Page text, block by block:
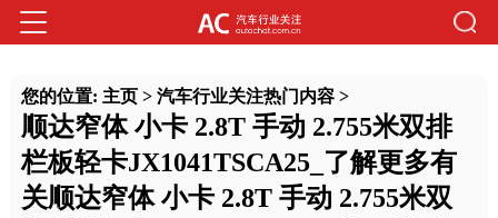
您的位置: 主页> 汽车行业关注热门内容>
顺达窄体 小卡 2.8T 手动 2.755米双排
栏板轻卡JX1041TSCA25_了解更多有
关顺达窄体 小卡 2.8T 手动 2.755米双